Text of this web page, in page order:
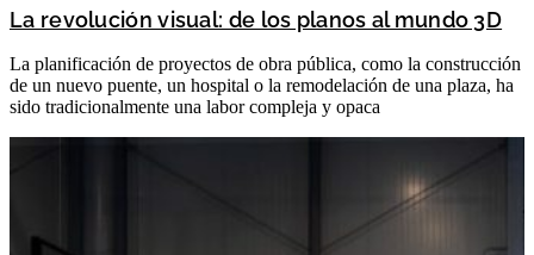
La revolución visual: de los planos al mundo 3D
La planificación de proyectos de obra pública, como la construcción
de un nuevo puente, un hospital o la remodelación de una plaza, ha
sido tradicionalmente una labor compleja y opaca